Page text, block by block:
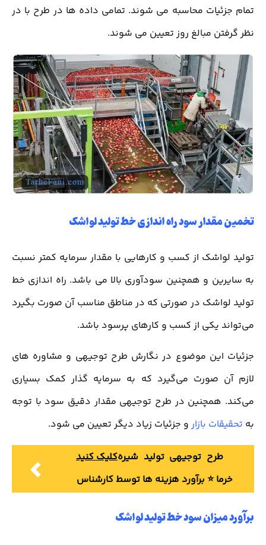
تمام جزئیات محاسبه می شوند. تمامی داده ها در طرح با در
نظر گرفتن مبالغ روز تعیین می شوند.
تخمین مقدار سود راه اندازی خط تولید لواشک
تولید لواشک از کسب و کارهایی با مقدار سرمایه کمتر نسبت
به سایرین و همچنین سودآوری بالا می باشد. راه اندازی خط
تولید لواشک در صورتی که در مناطق مناسب آن صورت بگیرد
می‌تواند یکی از کسب و کارهای پرسود باشد.
جزئیات این موضوع در نگارش طرح توجیهی و مشاوره های
لازم آن صورت می‌گیرد که به سرمایه گذار کمک بسیاری
می‌کند. همچنین در طرح توجیهی مقدار دقیق سود با توجه
به تحقیقات بازار و جزئیات زیاد دیگر تعیین می شود.
کلیک کنیدطرح توجیهی تولید شیره
خرما ⭐️ برآورد هزینه ها توسط کارشناس
برآورد میزان سود خط تولید لواشک